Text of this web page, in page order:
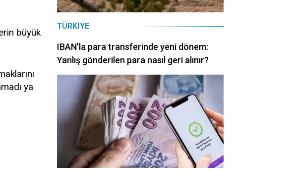
büyük
ya
TÜRKIYE
IBAN'la para transferinde yeni dönem:
Yanlış gönderilen para nasıl geri alınır?